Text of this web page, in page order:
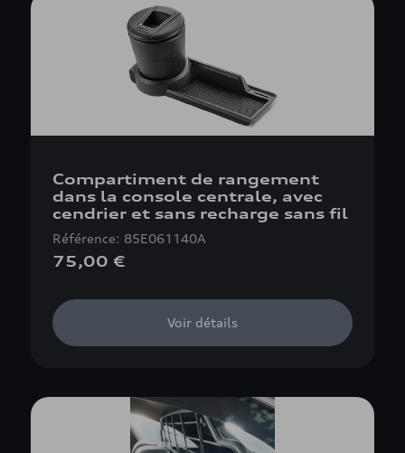
Compartiment de rangement
dans la console centrale, avec
cendrier et sans recharge sans fil
Référence: 85E061140A
75,00 €
Voir détails